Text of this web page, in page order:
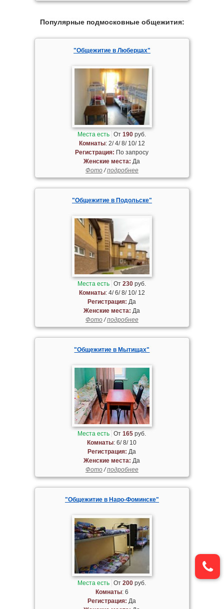
Популярные подмосковные общежития:
"Общежитие в Люберцах"
Места есть От190 руб.
Комнаты: 2/ 4/ 8/ 10/ 12
Регистрация: По запросу
Женские места: Да
Фото/подробнее
"Общежитие в Подольске"
Места есть От230 руб.
Комнаты: 4/ 6/ 8/ 10/ 12
Регистрация: Да
Женские места: Да
Фото/подробнее
"Общежитие в Мытищах"
Места есть От165 руб.
Комнаты: 6/ 8/ 10
Регистрация: Да
Женские места: Да
Фото/подробнее
"Общежитие в Наро-Фоминске"
Места есть От200 руб.
Комнаты: 6
Регистрация: Да